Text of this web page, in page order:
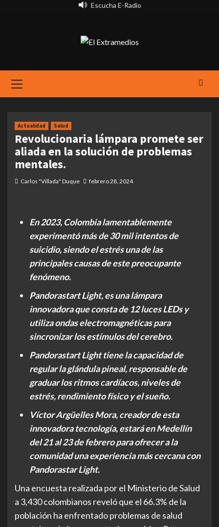
Escucha E-Radio
Menu
Actualidad Salud
Revolucionaria lámpara promete ser
aliada en la solución de problemas
mentales.
Carlos "Villada" Duque febrero 28, 2024
En 2023, Colombia lamentablemente
experimentó más de 30 mil intentos de
suicidio, siendo el estrés una de las
principales causas de este preocupante
fenómeno.
Pandorastart Light, es una lámpara
innovadora que consta de 12 luces LEDs y
utiliza ondas electromagnéticas para
sincronizar los estímulos del cerebro.
Pandorastart Light tiene la capacidad de
regular la glándula pineal, responsable de
graduar los ritmos cardíacos, niveles de
estrés, rendimiento físico y el sueño.
Víctor Argüelles Mora, creador de esta
innovadora tecnología, estará en Medellín
del 21 al 23 de febrero para ofrecer a la
comunidad una experiencia más cercana con
Pandorastar Light.
Una encuesta realizada por el Ministerio de Salud
a 3,430 colombianos reveló que el 66.3% de la
población ha enfrentado problemas de salud